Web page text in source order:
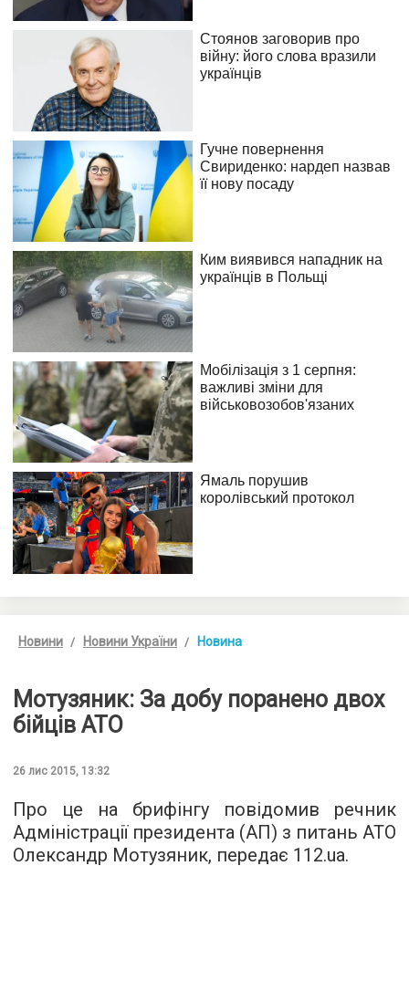
Новини Новини України Новина
Мотузяник: За добу поранено двох
бійців АТО
26 лис 2015, 13:32
Про це на брифінгу повідомив речник
Адміністрації президента (АП) з питань АТО
Олександр Мотузяник, передає 112.ua.